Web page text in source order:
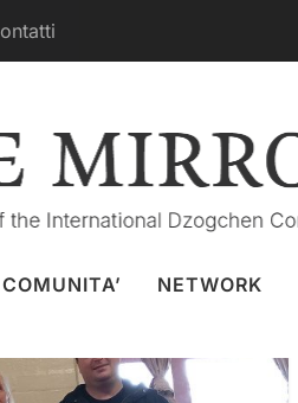
NETWORK
Australia